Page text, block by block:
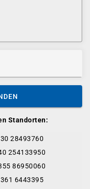
Standorten:
28493760
254133950
86950060
6443395